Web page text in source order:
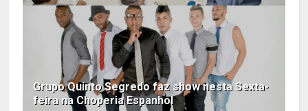
Grupo Quinto Segredo faz show nesta Sexta-
feira na Choperia Espanhol